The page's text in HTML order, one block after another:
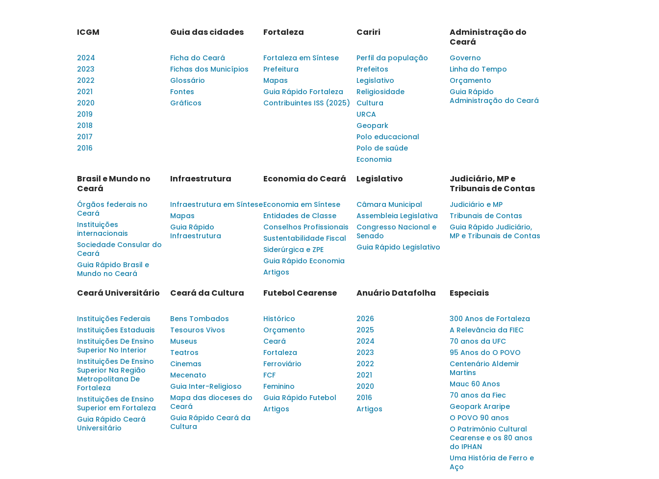
ICGM
2024
2023
2022
2021
2020
2019
2018
2017
2016
Guia das cidades
Ficha do Ceará
Fichas dos Municípios
Glossário
Fontes
Gráficos
Fortaleza
Fortaleza em Síntese
Prefeitura
Mapas
Guia Rápido Fortaleza
Contribuintes ISS (2025)
Cariri
Perfil da população
Prefeitos
Legislativo
Religiosidade
Cultura
URCA
Geopark
Polo educacional
Polo de saúde
Economia
Administração do
Ceará
Governo
Linha do Tempo
Orçamento
Guia Rápido
Administração do Ceará
Brasil e Mundo no
Ceará
Órgãos federais no
Ceará
Instituições
internacionais
Sociedade Consular do
Ceará
Guia Rápido Brasil e
Mundo no Ceará
Infraestrutura
Infraestrutura em Síntese
Mapas
Guia Rápido
Infraestrutura
Economia do Ceará
Economia em Síntese
Entidades de Classe
Conselhos Profissionais
Sustentabilidade Fiscal
Siderúrgica e ZPE
Guia Rápido Economia
Artigos
Legislativo
Câmara Municipal
Assembleia Legislativa
Congresso Nacional e
Senado
Guia Rápido Legislativo
Judiciário, MP e
Tribunais de Contas
Judiciário e MP
Tribunais de Contas
Guia Rápido Judiciário,
MP e Tribunais de Contas
Ceará Universitário
Instituições Federais
Instituições Estaduais
Instituições De Ensino
Superior No Interior
Instituições De Ensino
Superior Na Região
Metropolitana De
Fortaleza
Instituições de Ensino
Superior em Fortaleza
Guia Rápido Ceará
Universitário
Ceará da Cultura
Bens Tombados
Tesouros Vivos
Museus
Teatros
Cinemas
Mecenato
Guia Inter-Religioso
Mapa das dioceses do
Ceará
Guia Rápido Ceará da
Cultura
Futebol Cearense
Histórico
Orçamento
Ceará
Fortaleza
Ferroviário
FCF
Feminino
Guia Rápido Futebol
Artigos
Anuário Datafolha
2026
2025
2024
2023
2022
2021
2020
2016
Artigos
Especiais
300 Anos de Fortaleza
A Relevância da FIEC
70 anos da UFC
95 Anos do O POVO
Centenário Aldemir
Martins
Mauc 60 Anos
70 anos da Fiec
Geopark Araripe
O POVO 90 anos
O Patrimônio Cultural
Cearense e os 80 anos
do IPHAN
Uma História de Ferro e
Aço